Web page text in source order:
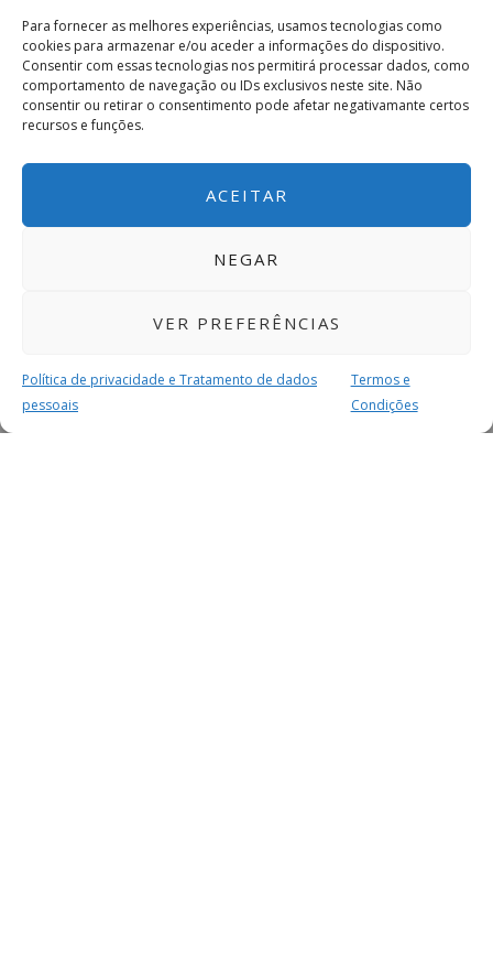
Para fornecer as melhores experiências, usamos tecnologias como
cookies para armazenar e/ou aceder a informações do dispositivo.
Consentir com essas tecnologias nos permitirá processar dados, como
comportamento de navegação ou IDs exclusivos neste site. Não
consentir ou retirar o consentimento pode afetar negativamante certos
recursos e funções.
ACEITAR
NEGAR
VER PREFERÊNCIAS
Política de privacidade e Tratamento de dados
pessoais
Termos e
Condições